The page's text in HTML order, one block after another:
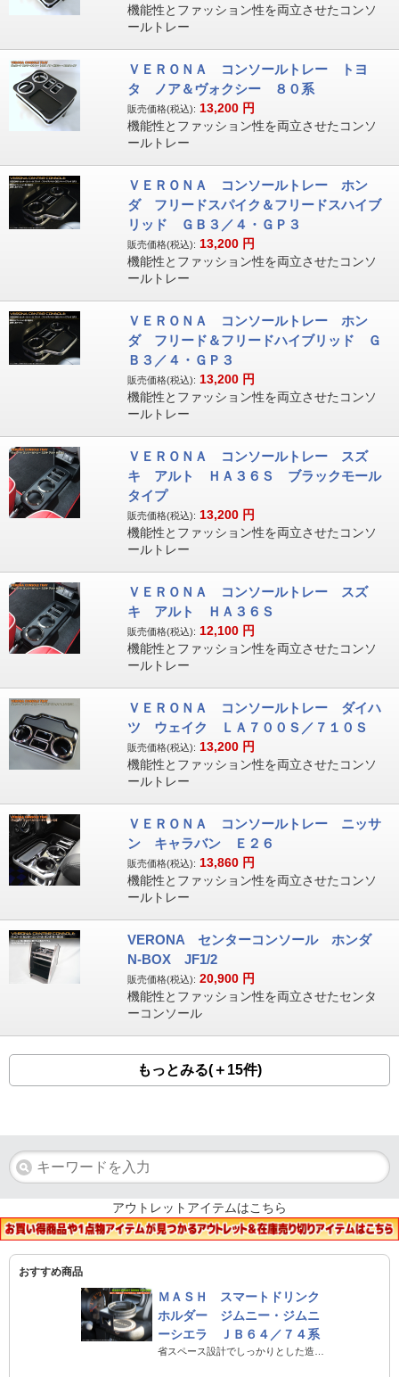
機能性とファッション性を両立させたコンソ
ールトレー
ＶＥＲＯＮＡ コンソールトレー トヨ
タ ノア＆ヴォクシー ８０系
販売価格(税込): 13,200 円
機能性とファッション性を両立させたコンソ
ールトレー
ＶＥＲＯＮＡ コンソールトレー ホン
ダ フリードスパイク＆フリードスハイブ
リッド ＧＢ３／４・ＧＰ３
販売価格(税込): 13,200 円
機能性とファッション性を両立させたコンソ
ールトレー
ＶＥＲＯＮＡ コンソールトレー ホン
ダ フリード＆フリードハイブリッド Ｇ
Ｂ３／４・ＧＰ３
販売価格(税込): 13,200 円
機能性とファッション性を両立させたコンソ
ールトレー
ＶＥＲＯＮＡ コンソールトレー スズ
キ アルト ＨＡ３６Ｓ ブラックモール
タイプ
販売価格(税込): 13,200 円
機能性とファッション性を両立させたコンソ
ールトレー
ＶＥＲＯＮＡ コンソールトレー スズ
キ アルト ＨＡ３６Ｓ
販売価格(税込): 12,100 円
機能性とファッション性を両立させたコンソ
ールトレー
ＶＥＲＯＮＡ コンソールトレー ダイハ
ツ ウェイク ＬＡ７００Ｓ／７１０Ｓ
販売価格(税込): 13,200 円
機能性とファッション性を両立させたコンソ
ールトレー
ＶＥＲＯＮＡ コンソールトレー ニッサ
ン キャラバン Ｅ２６
販売価格(税込): 13,860 円
機能性とファッション性を両立させたコンソ
ールトレー
VERONA センターコンソール ホンダ
N-BOX JF1/2
販売価格(税込): 20,900 円
機能性とファッション性を両立させたセンタ
ーコンソール
もっとみる(＋15件)
アウトレットアイテムはこちら
おすすめ商品
ＭＡＳＨ スマートドリンク
ホルダー ジムニー・ジムニ
ーシエラ ＪＢ６４／７４系